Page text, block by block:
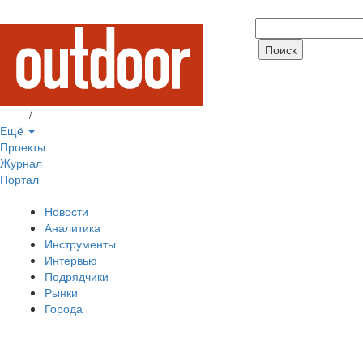
/
Ещё
Проекты
Журнал
Портал
Новости
Аналитика
Инструменты
Интервью
Подрядчики
Рынки
Города